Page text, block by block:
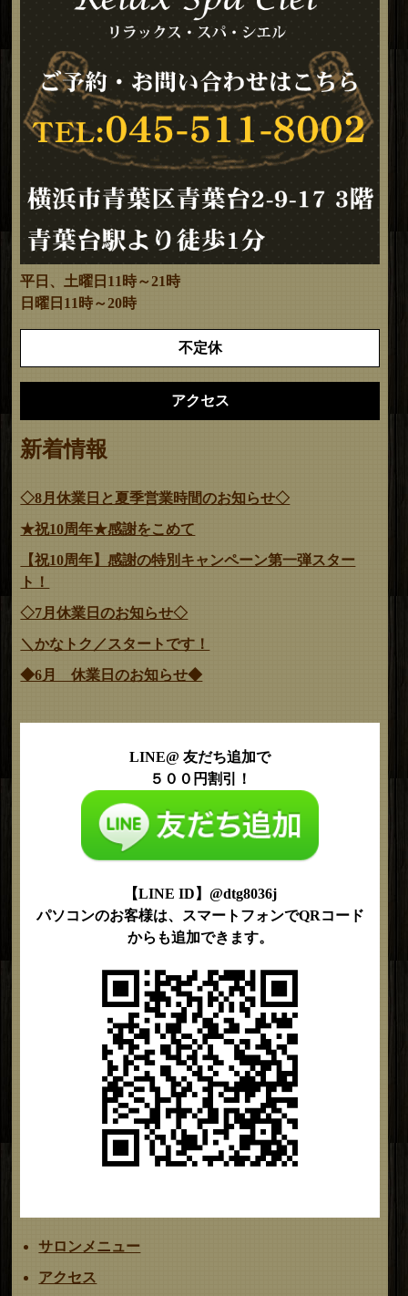
平日、土曜日11時～21時
日曜日11時～20時
不定休
アクセス
新着情報
◇8月休業日と夏季営業時間のお知らせ◇
★祝10周年★感謝をこめて
【祝10周年】感謝の特別キャンペーン第一弾スター
ト！
◇7月休業日のお知らせ◇
＼かなトク／スタートです！
◆6月 休業日のお知らせ◆
LINE@ 友だち追加で
５００円割引！
【LINE ID】@dtg8036j
パソコンのお客様は、スマートフォンでQRコード
からも追加できます。
サロンメニュー
アクセス